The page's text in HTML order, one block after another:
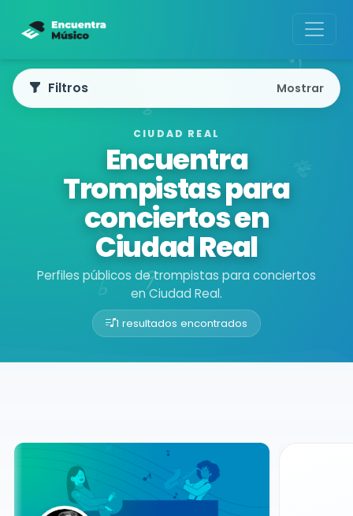
CIUDAD REAL
Encuentra
Trompistas para
conciertos en
Ciudad Real
Perfiles públicos de trompistas para conciertos
en Ciudad Real.
1 resultados encontrados
Buscador de músicos
Filtros Mostrar